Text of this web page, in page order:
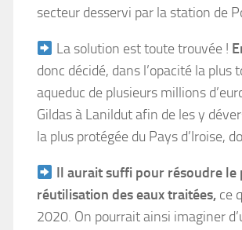
secteur desservi par la station de
La solution est toute trouvée !
donc décidé, dans l’opacité la plus
aqueduc de plusieurs millions
Gildas à Lanildut afin de les y
la plus protégée du Pays d’Iroise,
Il aurait suffi pour résoudre le
réutilisation des eaux traitées, ce
2020. On pourrait ainsi imaginer